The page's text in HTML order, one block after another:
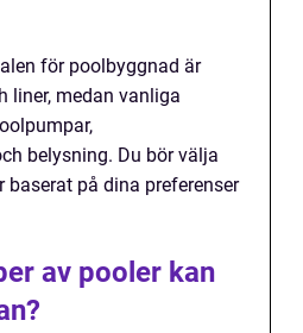
för poolbyggnad är
liner, medan vanliga
belysning. Du bör välja
på dina preferenser
av pooler kan